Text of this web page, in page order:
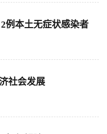
例本土无症状感染者
社会发展